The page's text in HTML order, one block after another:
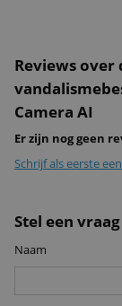
Reviews over
Camera AI
Er zijn nog geen
Schrijf als eerste
Stel een vraag
Naam